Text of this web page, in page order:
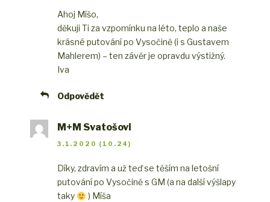
Ahoj Míšo,
děkuji Ti za vzpomínku na léto, teplo a naše
krásné putování po Vysočině (i s Gustavem
Mahlerem) – ten závěr je opravdu výstižný.
Iva
Odpovědět
M+M Svatošovi
3.1.2020 (10.24)
Díky, zdravím a už teď se těším na letošní
putování po Vysočině s GM (a na další výšlapy
taky
) Míša